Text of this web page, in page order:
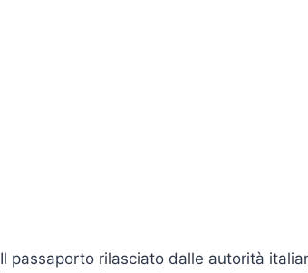
Il passaporto rilasciato dalle autorità